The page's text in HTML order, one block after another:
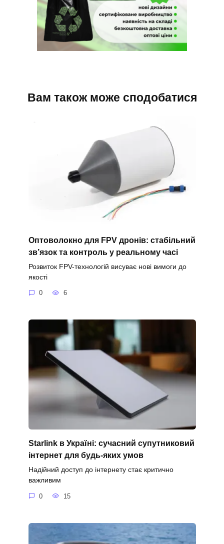
Вам також може сподобатися
Оптоволокно для FPV дронів: стабільний
зв’язок та контроль у реальному часі
Розвиток FPV-технологій висуває нові вимоги до
якості
0 6
Starlink в Україні: сучасний супутниковий
інтернет для будь-яких умов
Надійний доступ до інтернету стає критично
важливим
0 15